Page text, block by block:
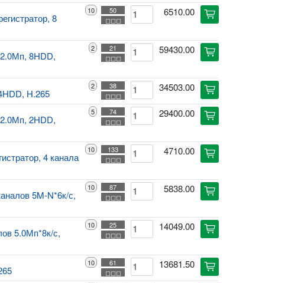
8
10
50
◻◻◻
6510.00 cart
8HDD,
2
21
◻◻◻
59430.00 cart
H.265
2
38
◻◻◻
34503.00 cart
2HDD,
5
74
◻◻◻
29400.00 cart
4 канала
10
133
◻◻◻
4710.00 cart
5M-N*6к/с,
10
87
◻◻◻
5838.00 cart
5.0Мп*8к/с,
10
25
◻◻◻
14049.00 cart
10
61
◻◻◻
13681.50 cart